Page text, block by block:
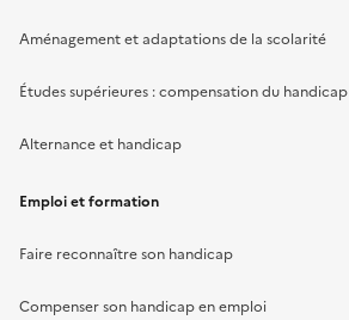
Aménagement et adaptations de la scolarité
Études supérieures : compensation du handicap
Alternance et handicap
Emploi et formation
Faire reconnaître son handicap
Compenser son handicap en emploi